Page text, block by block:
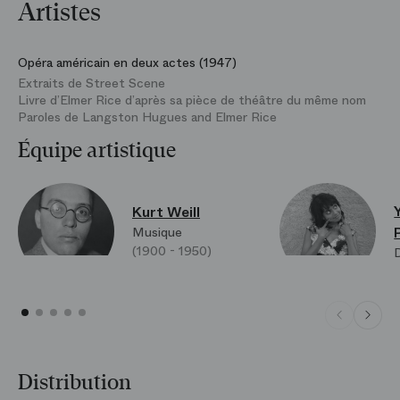
Artistes
Opéra américain en deux actes (1947)
Extraits de Street Scene
Livre d’Elmer Rice d’après sa pièce de théâtre du même nom
Paroles de Langston Hugues and Elmer Rice
Équipe artistique
Kurt Weill
Musique
(1900 - 1950)
Distribution